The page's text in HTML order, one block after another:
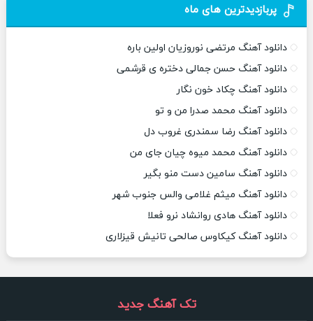
پربازدیدترین های ماه
دانلود آهنگ مرتضی نوروزیان اولین باره
دانلود آهنگ حسن جمالی دختره ی قرشمی
دانلود آهنگ چکاد خون نگار
دانلود آهنگ محمد صدرا من و تو
دانلود آهنگ رضا سمندری غروب دل
دانلود آهنگ محمد میوه چیان جای من
دانلود آهنگ سامین دست منو بگیر
دانلود آهنگ میثم غلامی والس جنوب شهر
دانلود آهنگ هادی روانشاد نرو فعلا
دانلود آهنگ کیکاوس صالحی تانیش قیزلاری
تک آهنگ جدید